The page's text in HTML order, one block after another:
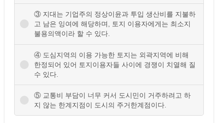
③ 지대는 기업주의 정상이윤과 투입 생산비를 지불하
고 남은 잉여에 해당하며, 토지 이용자에게는 최소지
불용의액이라 할 수 있다.
④ 도심지역의 이용 가능한 토지는 외곽지역에 비해
한정되어 있어 토지이용자들 사이에 경쟁이 치열해 질
수 있다.
⑤ 교통비 부담이 너무 커서 도시민이 거주하려고 하
지 않는 한계지점이 도시의 주거한계점이다.